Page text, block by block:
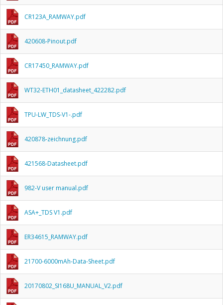
CR123A_RAMWAY.pdf
420608-Pinout.pdf
CR17450_RAMWAY.pdf
WT32-ETH01_datasheet_422282.pdf
TPU-LW_TDS-V1-.pdf
420878-zeichnung.pdf
421568-Datasheet.pdf
982-V user manual.pdf
ASA+_TDS V1.pdf
ER34615_RAMWAY.pdf
21700-6000mAh-Data-Sheet.pdf
20170802_SI168U_MANUAL_V2.pdf